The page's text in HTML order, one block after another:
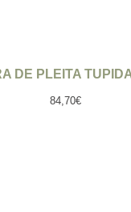
DE PLEITA
84,70€